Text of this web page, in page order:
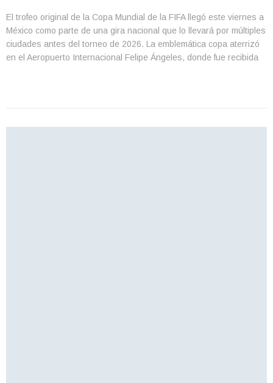
El trofeo original de la Copa Mundial de la FIFA llegó este viernes a
México como parte de una gira nacional que lo llevará por múltiples
ciudades antes del torneo de 2026. La emblemática copa aterrizó
en el Aeropuerto Internacional Felipe Ángeles, donde fue recibida